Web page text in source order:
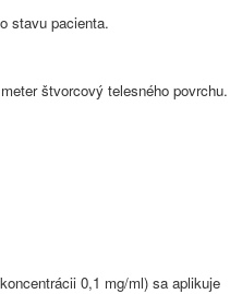
stavu pacienta.
štvorcový telesného povrchu.
0,1 mg/ml) sa aplikuje